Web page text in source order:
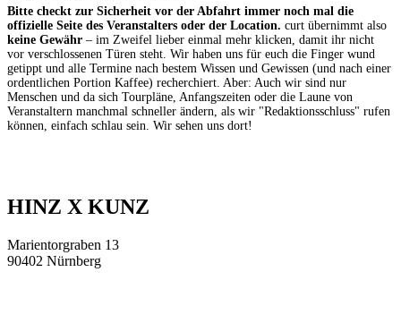
Bitte checkt zur Sicherheit vor der Abfahrt immer noch mal die
offizielle Seite des Veranstalters oder der Location. curt übernimmt also
keine Gewähr – im Zweifel lieber einmal mehr klicken, damit ihr nicht
vor verschlossenen Türen steht. Wir haben uns für euch die Finger wund
getippt und alle Termine nach bestem Wissen und Gewissen (und nach einer
ordentlichen Portion Kaffee) recherchiert. Aber: Auch wir sind nur
Menschen und da sich Tourpläne, Anfangszeiten oder die Laune von
Veranstaltern manchmal schneller ändern, als wir "Redaktionsschluss" rufen
können, einfach schlau sein. Wir sehen uns dort!
HINZ X KUNZ
Marientorgraben 13
90402 Nürnberg